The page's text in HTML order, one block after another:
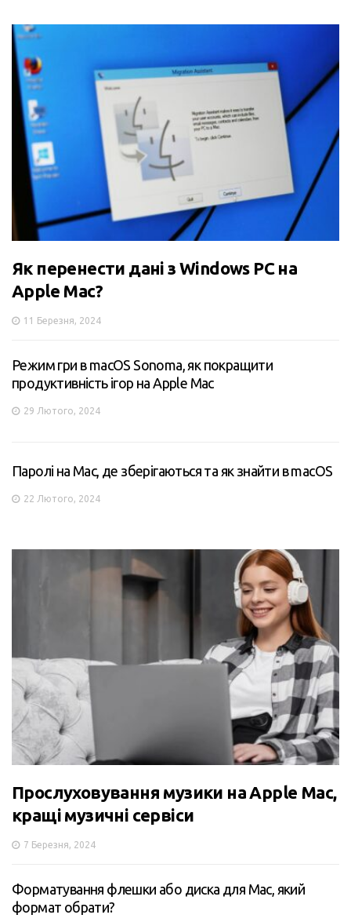
Як перенести дані з Windows PC на
Apple Mac?
11 Березня, 2024
Режим гри в macOS Sonoma, як покращити
продуктивність ігор на Apple Mac
29 Лютого, 2024
Паролі на Mac, де зберігаються та як знайти в macOS
22 Лютого, 2024
Прослуховування музики на Apple Mac,
кращі музичні сервіси
7 Березня, 2024
Форматування флешки або диска для Mac, який
формат обрати?